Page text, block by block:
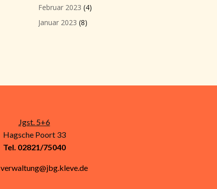
Februar 2023 (4)
Januar 2023 (8)
Jgst. 5+6
Hagsche Poort 33
Tel. 02821/75040
verwaltung@jbg.kleve.de